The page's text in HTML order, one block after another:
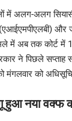
में अलग-अलग
(एआईएमपीएलबी)
में अब तक कोर्ट में
ने पिछले सप्ताह
मंगलवार को
हुआ नया वक्फ